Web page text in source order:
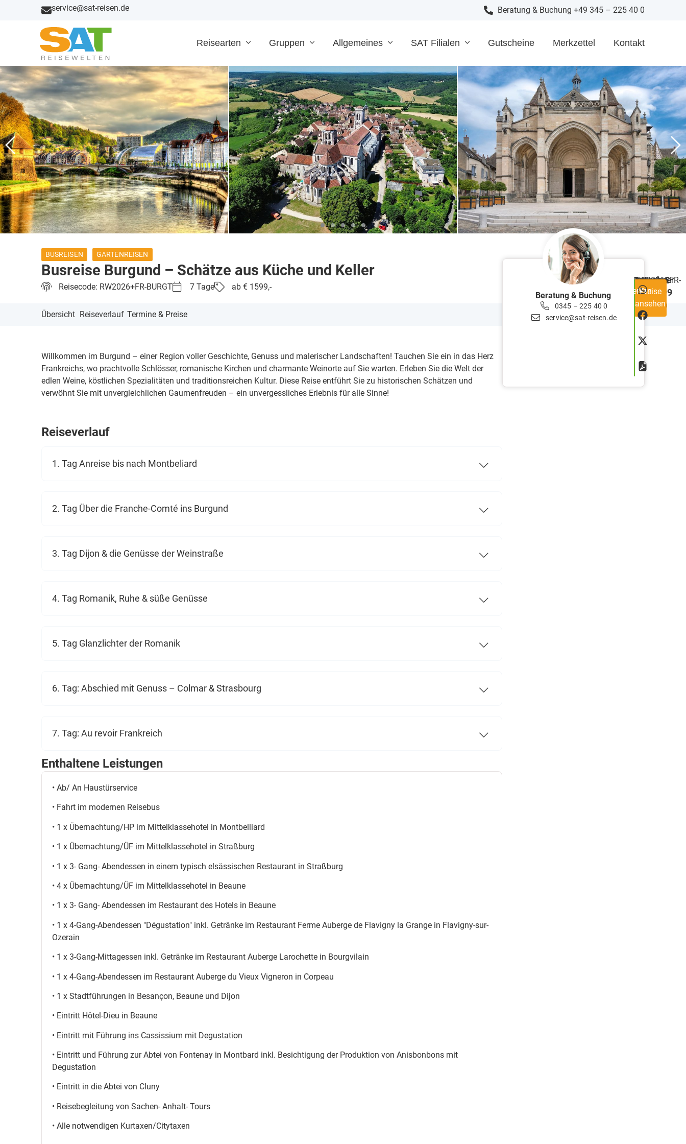
service@sat-reisen.de Beratung & Buchung +49 345 – 225 40 0
Reisearten Gruppen Allgemeines SAT Filialen Gutscheine Merkzettel Kontakt
BUSREISEN GARTENREISEN
Busreise Burgund – Schätze aus Küche und Keller
Reisecode: RW2026+FR-BURGT 7 Tage ab € 1599,-
Übersicht Reiseverlauf Termine & Preise
Willkommen im Burgund – einer Region voller Geschichte, Genuss und malerischer Landschaften! Tauchen Sie ein in das Herz
Frankreichs, wo prachtvolle Schlösser, romanische Kirchen und charmante Weinorte auf Sie warten. Erleben Sie die Welt der
edlen Weine, köstlichen Spezialitäten und traditionsreichen Kultur. Diese Reise entführt Sie zu historischen Schätzen und
verwöhnt Sie mit unvergleichlichen Gaumenfreuden – ein unvergessliches Erlebnis für alle Sinne!
Reiseverlauf
1. Tag Anreise bis nach Montbeliard
2. Tag Über die Franche-Comté ins Burgund
3. Tag Dijon & die Genüsse der Weinstraße
4. Tag Romanik, Ruhe & süße Genüsse
5. Tag Glanzlichter der Romanik
6. Tag: Abschied mit Genuss – Colmar & Strasbourg
7. Tag: Au revoir Frankreich
Enthaltene Leistungen
• Ab/ An Haustürservice
• Fahrt im modernen Reisebus
• 1 x Übernachtung/HP im Mittelklassehotel in Montbelliard
• 1 x Übernachtung/ÜF im Mittelklassehotel in Straßburg
• 1 x 3- Gang- Abendessen in einem typisch elsässischen Restaurant in Straßburg
• 4 x Übernachtung/ÜF im Mittelklassehotel in Beaune
• 1 x 3- Gang- Abendessen im Restaurant des Hotels in Beaune
• 1 x 4-Gang-Abendessen "Dégustation" inkl. Getränke im Restaurant Ferme Auberge de Flavigny la Grange in Flavigny-sur-
Ozerain
• 1 x 3-Gang-Mittagessen inkl. Getränke im Restaurant Auberge Larochette in Bourgvilain
• 1 x 4-Gang-Abendessen im Restaurant Auberge du Vieux Vigneron in Corpeau
• 1 x Stadtführungen in Besançon, Beaune und Dijon
• Eintritt Hôtel-Dieu in Beaune
• Eintritt mit Führung ins Cassissium mit Degustation
• Eintritt und Führung zur Abtei von Fontenay in Montbard inkl. Besichtigung der Produktion von Anisbonbons mit
Degustation
• Eintritt in die Abtei von Cluny
• Reisebegleitung von Sachen- Anhalt- Tours
• Alle notwendigen Kurtaxen/Citytaxen
Beratung & Buchung
0345 – 225 40 0
service@sat-reisen.de
Reisecode
RW2026+FR-
BURGT
Dauer
7
Tage
Teilnehmer
min.
20
Personen
Preisab €
1599
Preise
ansehen
Merken